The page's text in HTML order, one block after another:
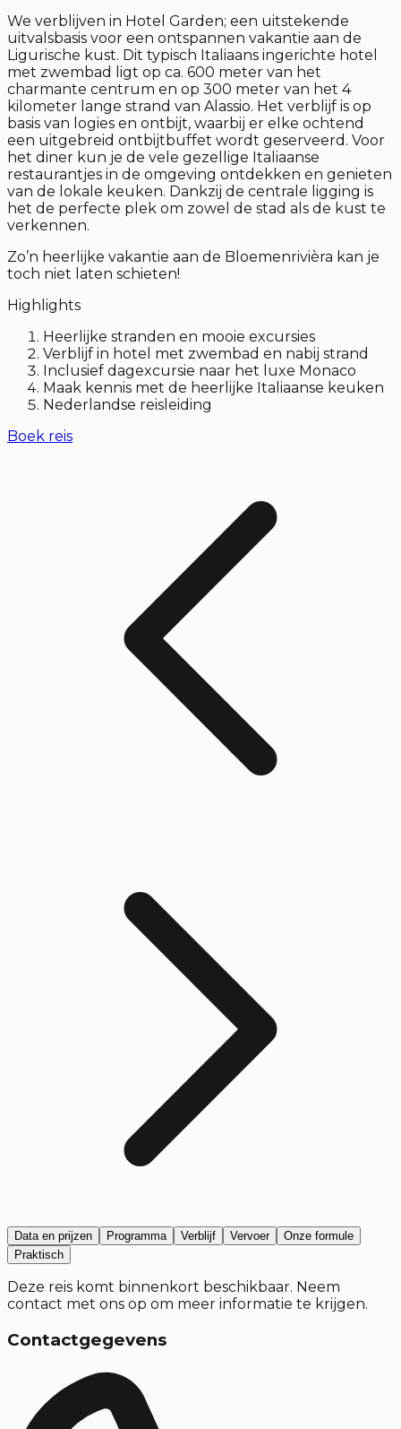
We verblijven in Hotel Garden; een uitstekende
uitvalsbasis voor een ontspannen vakantie aan de
Ligurische kust. Dit typisch Italiaans ingerichte hotel
met zwembad ligt op ca. 600 meter van het
charmante centrum en op 300 meter van het 4
kilometer lange strand van Alassio. Het verblijf is op
basis van logies en ontbijt, waarbij er elke ochtend
een uitgebreid ontbijtbuffet wordt geserveerd. Voor
het diner kun je de vele gezellige Italiaanse
restaurantjes in de omgeving ontdekken en genieten
van de lokale keuken. Dankzij de centrale ligging is
het de perfecte plek om zowel de stad als de kust te
verkennen.
Zo’n heerlijke vakantie aan de Bloemenrivièra kan je
toch niet laten schieten!
Highlights
Heerlijke stranden en mooie excursies
Verblijf in hotel met zwembad en nabij strand
Inclusief dagexcursie naar het luxe Monaco
Maak kennis met de heerlijke Italiaanse keuken
Nederlandse reisleiding
Boek reis
Data en prijzen Programma Verblijf Vervoer
Onze formule
Praktisch
Deze reis komt binnenkort beschikbaar. Neem
contact met ons op om meer informatie te krijgen.
Contactgegevens